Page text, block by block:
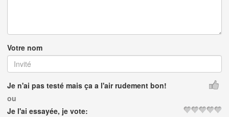
Votre nom
Je n'ai pas testé mais ça a l'air rudement bon!
ou
Je l'ai essayée, je vote: